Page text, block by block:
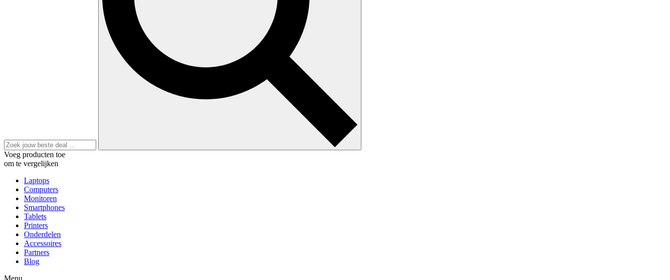
Voeg producten toe
om te vergelijken
Laptops
Computers
Monitoren
Smartphones
Tablets
Printers
Onderdelen
Accessoires
Partners
Blog